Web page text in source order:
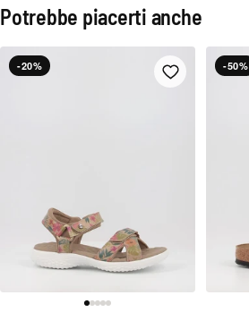
Potrebbe piacerti anche
-20% -50%